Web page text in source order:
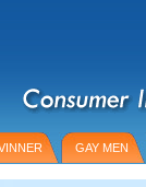
GAY MEN